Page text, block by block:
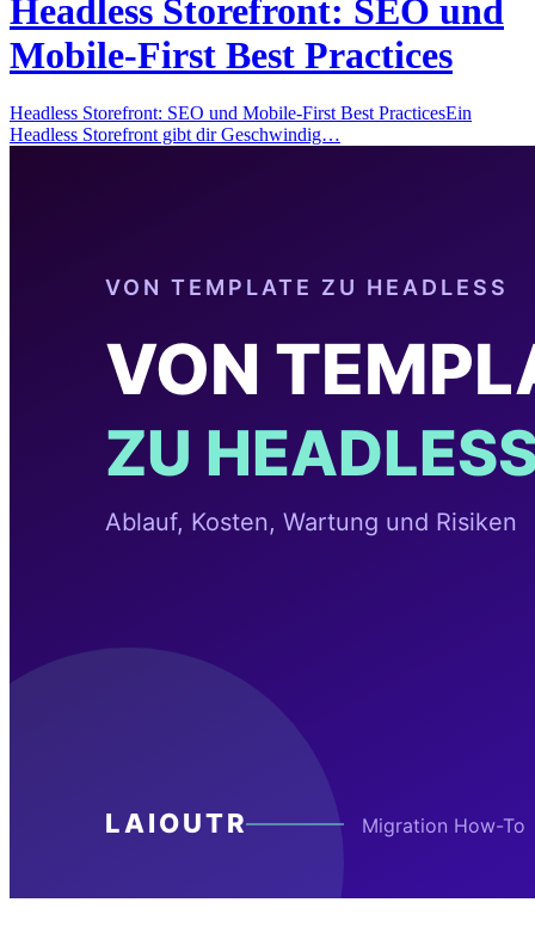
Headless Storefront: SEO und
Mobile-First Best Practices
Headless Storefront: SEO und Mobile-First Best PracticesEin
Headless Storefront gibt dir Geschwindig…